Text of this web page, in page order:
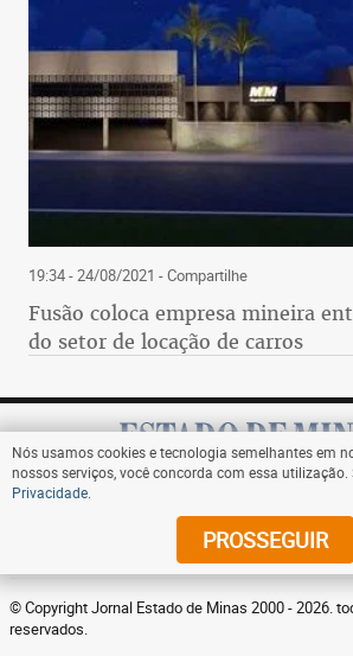
19:34 - 24/08/2021 - Compartilhe
Fusão coloca empresa mineira
do setor de locação de carros
Assine
© Copyright Jornal Estado de Minas 2000 - 2026.
reservados.
Nós usamos cookies e tecnologia semelhantes em
nossos serviços, você concorda com essa utilização.
Privacidade
PROSSEGUIR